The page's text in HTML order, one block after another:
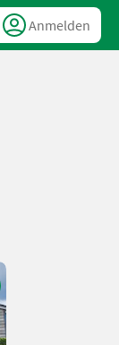
Anmelden